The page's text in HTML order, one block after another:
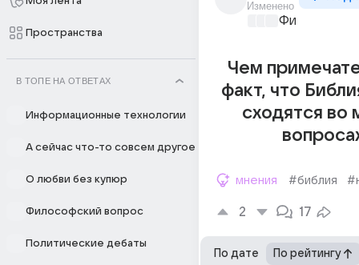
Пространства
В ТОПЕ НА ОТВЕТАХ
Информационные технологии
А сейчас что-то совсем другое
О любви без купюр
Философский вопрос
Политические дебаты
Изменено
Чем
факт, что
сходятся во
мнения #библия
2 17
По дате По рейтингу